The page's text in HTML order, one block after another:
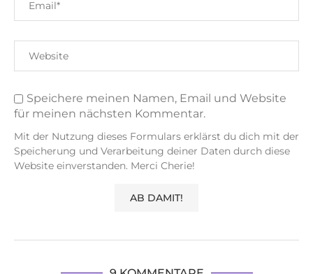
Speichere meinen Namen, Email und Website
für meinen nächsten Kommentar.
Mit der Nutzung dieses Formulars erklärst du dich mit der
Speicherung und Verarbeitung deiner Daten durch diese
Website einverstanden. Merci Cherie!